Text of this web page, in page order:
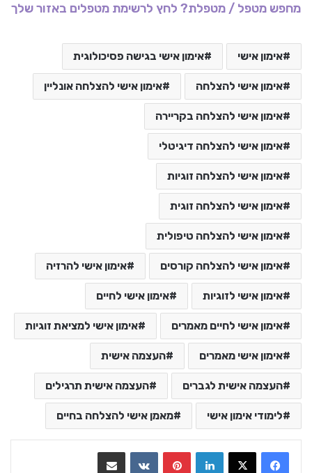
מחפש מטפל / מטפלת? לחץ לרשימת מטפלים באזור שלך
אימון אישי אימון אישי בגישה פסיכולוגית
אימון אישי להצלחה אימון אישי להצלחה אונליין
אימון אישי להצלחה בקריירה
אימון אישי להצלחה דיגיטלי
אימון אישי להצלחה זוגיות
אימון אישי להצלחה זוגית
אימון אישי להצלחה טיפולית
אימון אישי להצלחה קורסים אימון אישי להרזיה
אימון אישי לזוגיות אימון אישי לחיים
אימון אישי לחיים מאמרים אימון אישי למציאת זוגיות
אימון אישי מאמרים העצמה אישית
העצמה אישית לגברים העצמה אישית תרגילים
לימודי אימון אישי מאמן אישי להצלחה בחיים
LinkedIn
VKontakte